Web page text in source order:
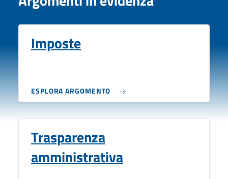
Imposte
ESPLORA ARGOMENTO
Trasparenza
amministrativa